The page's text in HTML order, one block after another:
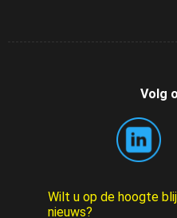
Volg
Wilt u op de hoogte
nieuws?